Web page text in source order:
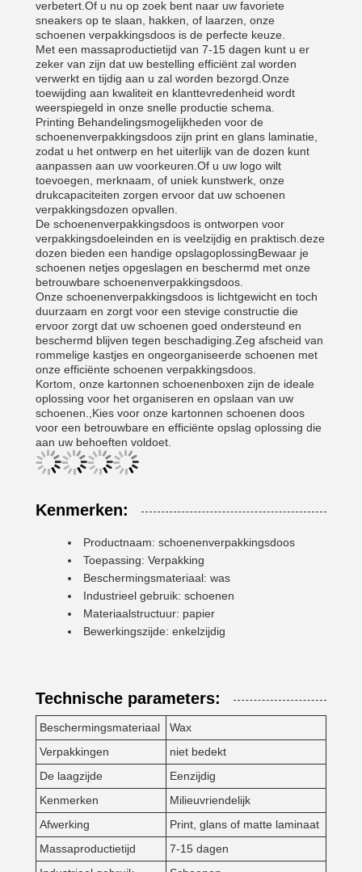
verbetert.Of u nu op zoek bent naar uw favoriete
sneakers op te slaan, hakken, of laarzen, onze
schoenen verpakkingsdoos is de perfecte keuze.
Met een massaproductietijd van 7-15 dagen kunt u er
zeker van zijn dat uw bestelling efficiënt zal worden
verwerkt en tijdig aan u zal worden bezorgd.Onze
toewijding aan kwaliteit en klanttevredenheid wordt
weerspiegeld in onze snelle productie schema.
Printing Behandelingsmogelijkheden voor de
schoenenverpakkingsdoos zijn print en glans laminatie,
zodat u het ontwerp en het uiterlijk van de dozen kunt
aanpassen aan uw voorkeuren.Of u uw logo wilt
toevoegen, merknaam, of uniek kunstwerk, onze
drukcapaciteiten zorgen ervoor dat uw schoenen
verpakkingsdozen opvallen.
De schoenenverpakkingsdoos is ontworpen voor
verpakkingsdoeleinden en is veelzijdig en praktisch.deze
dozen bieden een handige opslagoplossingBewaar je
schoenen netjes opgeslagen en beschermd met onze
betrouwbare schoenenverpakkingsdoos.
Onze schoenenverpakkingsdoos is lichtgewicht en toch
duurzaam en zorgt voor een stevige constructie die
ervoor zorgt dat uw schoenen goed ondersteund en
beschermd blijven tegen beschadiging.Zeg afscheid van
rommelige kastjes en ongeorganiseerde schoenen met
onze efficiënte schoenen verpakkingsdoos.
Kortom, onze kartonnen schoenenboxen zijn de ideale
oplossing voor het organiseren en opslaan van uw
schoenen.,Kies voor onze kartonnen schoenen doos
voor een betrouwbare en efficiënte opslag oplossing die
aan uw behoeften voldoet.
Kenmerken:
Productnaam: schoenenverpakkingsdoos
Toepassing: Verpakking
Beschermingsmateriaal: was
Industrieel gebruik: schoenen
Materiaalstructuur: papier
Bewerkingszijde: enkelzijdig
Technische parameters:
Beschermingsmateriaal
Wax
Verpakkingen
niet bedekt
De laagzijde
Eenzijdig
Kenmerken
Milieuvriendelijk
Afwerking
Print, glans of matte laminaat
Massaproductietijd
7-15 dagen